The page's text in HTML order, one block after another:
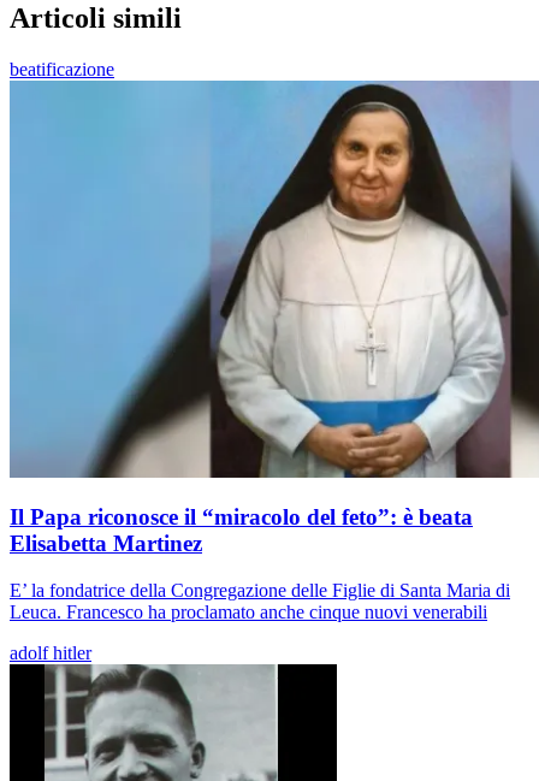
Articoli simili
beatificazione
Il Papa riconosce il “miracolo del feto”: è beata
Elisabetta Martinez
E’ la fondatrice della Congregazione delle Figlie di Santa Maria di
Leuca. Francesco ha proclamato anche cinque nuovi venerabili
adolf hitler